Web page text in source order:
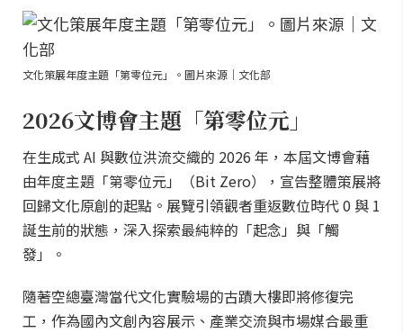
文化策展年度主題「第零位元」。圖片來源｜文化部
2026文博會主題「第零位元」
在生成式 AI 與數位洪流交織的 2026 年，本屆文博會藉
由年度主題「第零位元」（Bit Zero），宣告整體策展將
回歸文化原創的起點。展覽引領觀者重返數位時代 0 與 1
誕生前的狀態，深入探索最純粹的「起念」與「觸
發」。
隨著空總臺灣當代文化實驗場的古蹟大樓即將修復完
工，作為國內文創內容展示、產業交流與市場媒合最重